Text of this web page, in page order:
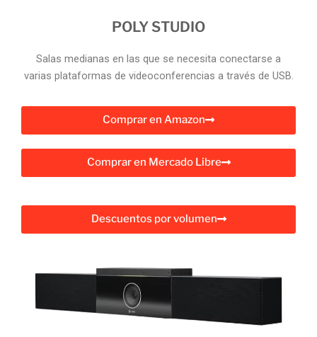
POLY STUDIO
Salas medianas en las que se necesita conectarse a
varias plataformas de videoconferencias a través de USB.
Comprar en Amazon
Comprar en Mercado Libre
Descuentos por volumen